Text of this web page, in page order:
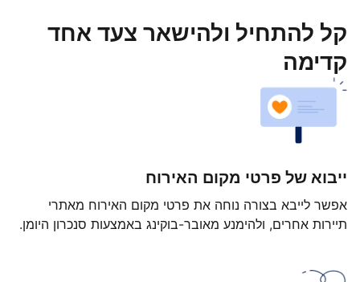
קל להתחיל ולהישאר צעד אחד
קדימה
ייבוא של פרטי מקום האירוח
אפשר לייבא בצורה נוחה את פרטי מקום האירוח מאתרי
תיירות אחרים, ולהימנע מאובר-בוקינג באמצעות סנכרון היומן.